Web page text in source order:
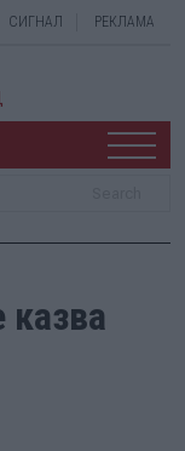
СИГНАЛ РЕКЛАМА